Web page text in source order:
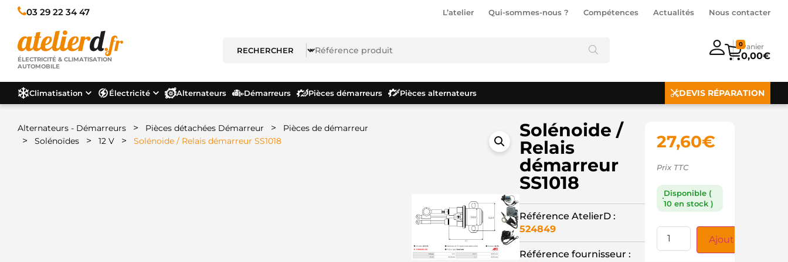
03 29 22 34 47 L’atelier Qui-sommes-nous ? Compétences Actualités Nous contacter
ÉLECTRICITÉ & CLIMATISATION
AUTOMOBILE
0,00€
0
Climatisation Électricité Alternateurs Démarreurs Pièces démarreurs Pièces alternateurs DEVIS RÉPARATION
Alternateurs - Démarreurs > Pièces détachées Démarreur > Pièces de démarreur
> Solénoïdes > 12 V > Solénoide / Relais démarreur SS1018
Solénoide /
Relais
démarreur
SS1018
Référence AtelierD :
524849
Référence fournisseur :
27,60€
Prix TTC
Disponible (
10 en stock )
Ajouter au